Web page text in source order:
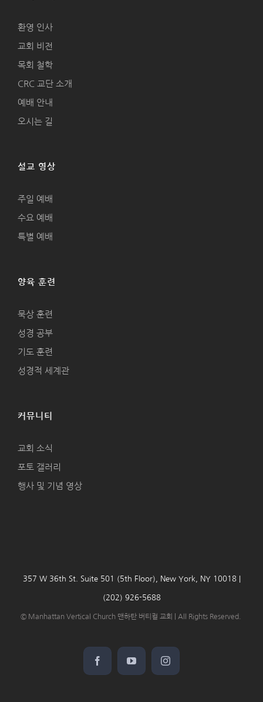
환영 인사
교회 비전
목회 철학
CRC 교단 소개
예배 안내
오시는 길
설교 영상
주일 예배
수요 예배
특별 예배
양육 훈련
묵상 훈련
성경 공부
기도 훈련
성경적 세계관
커뮤니티
교회 소식
포토 갤러리
행사 및 기념 영상
357 W 36th St. Suite 501 (5th Floor), New York, NY 10018 |
(202) 926-5688
© Manhattan Vertical Church 맨하탄 버티컬 교회 | All Rights Reserved.
FacebookYouTubeInstagram